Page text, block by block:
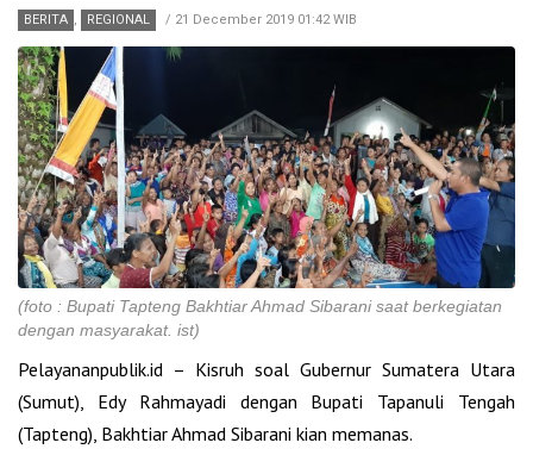
BERITA , REGIONAL / 21 December 2019 01:42 WIB
(foto : Bupati Tapteng Bakhtiar Ahmad Sibarani saat berkegiatan
dengan masyarakat. ist)
Pelayananpublik.id – Kisruh soal Gubernur Sumatera Utara
(Sumut), Edy Rahmayadi dengan Bupati Tapanuli Tengah
(Tapteng), Bakhtiar Ahmad Sibarani kian memanas.